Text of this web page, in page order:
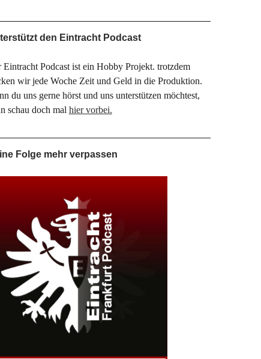
den Eintracht Podcast
Eintracht Podcast ist ein Hobby Projekt. trotzdem
wir jede Woche Zeit und Geld in die Produktion.
du uns gerne hörst und uns unterstützen möchtest,
schau doch mal hier vorbei.
Folge mehr verpassen